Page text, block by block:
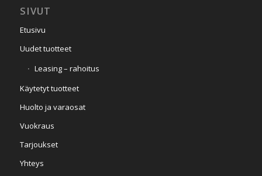
SIVUT
Etusivu
Uudet tuotteet
Leasing – rahoitus
Käytetyt tuotteet
Huolto ja varaosat
Vuokraus
Tarjoukset
Yhteys